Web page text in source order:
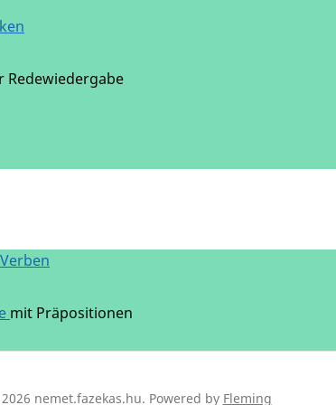
Redewiedergabe
mit Präpositionen
nemet.fazekas.hu. Powered by Fleming